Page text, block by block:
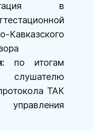
в
Кавказского
по итогам
ТАК
управления